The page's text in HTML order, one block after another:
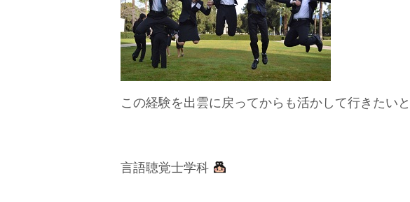
この経験を出雲に戻ってからも活かして行きたい
言語聴覚士学科